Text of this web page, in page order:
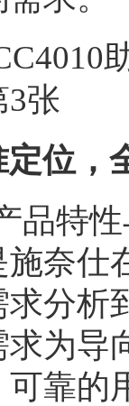
位，
品特
奈仕
分析
为导
靠的